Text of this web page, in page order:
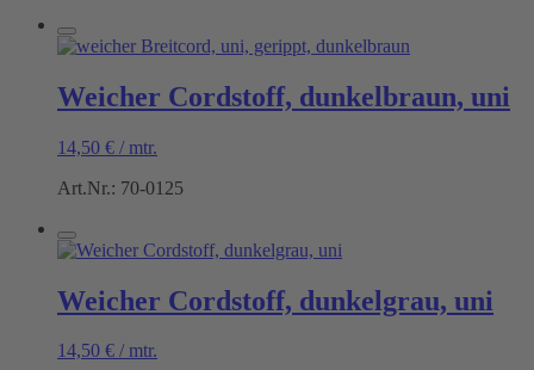
Weicher Cordstoff, dunkelbraun, uni
14,50 € / mtr.
Art.Nr.: 70-0125
Weicher Cordstoff, dunkelgrau, uni
14,50 € / mtr.